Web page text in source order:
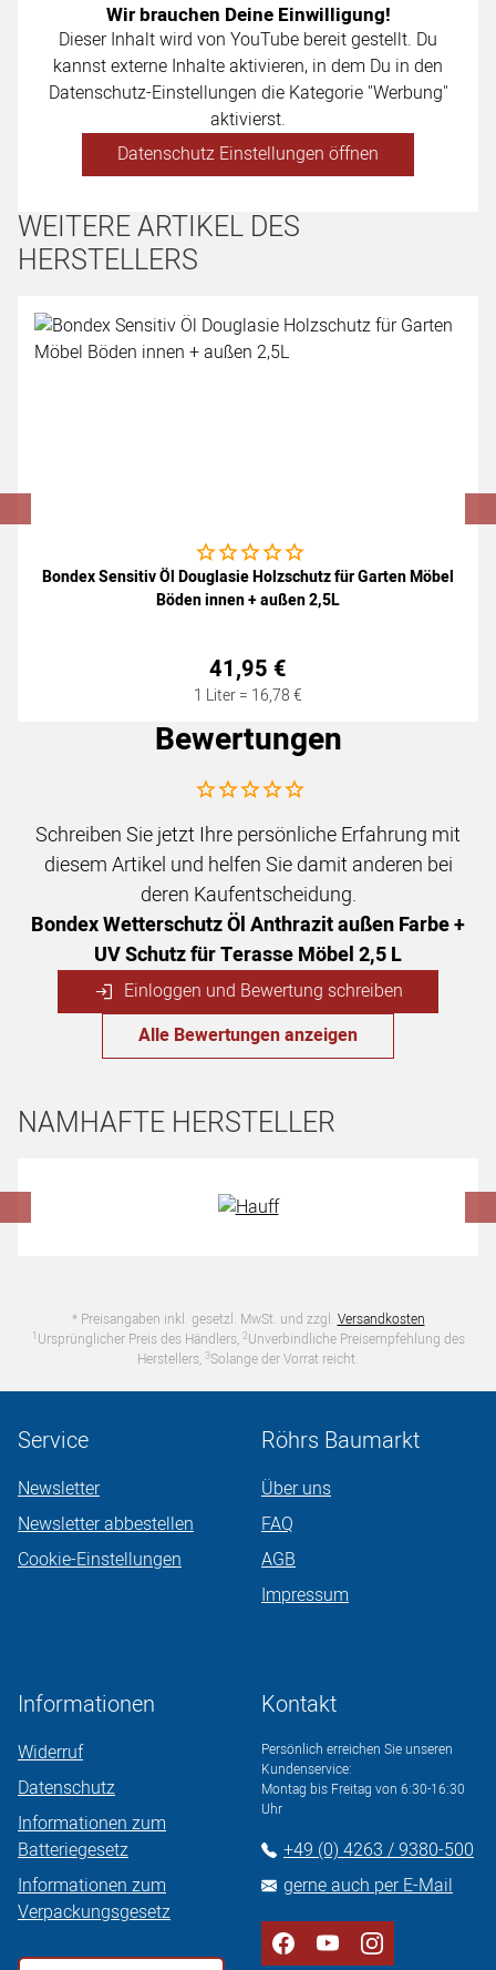
Wir brauchen Deine Einwilligung!
Dieser Inhalt wird von YouTube bereit gestellt. Du
kannst externe Inhalte aktivieren, in dem Du in den
Datenschutz-Einstellungen die Kategorie "Werbung"
aktivierst.
Datenschutz Einstellungen öffnen
WEITERE ARTIKEL DES
HERSTELLERS
Artikel überspringen
Noch keine Bewertungen abgegeben
Bondex Sensitiv Öl Douglasie Holzschutz für Garten Möbel
Böden innen + außen 2,5L
41,95 €
1 Liter = 16,78€
Bewertungen
Noch keine Bewertungen abgegeben
Schreiben Sie jetzt Ihre persönliche Erfahrung mit
diesem Artikel und helfen Sie damit anderen bei
deren Kaufentscheidung.
Bondex Wetterschutz Öl Anthrazit außen Farbe +
UV Schutz für Terasse Möbel 2,5 L
Einloggen und Bewertung schreiben
Alle Bewertungen anzeigen
NAMHAFTE HERSTELLER
* Preisangaben inkl. gesetzl. MwSt. und zzgl. Versandkosten
1 Ursprünglicher Preis des Händlers, 2Unverbindliche Preisempfehlung des
Herstellers, 3Solange der Vorrat reicht.
Service
Newsletter
Newsletter abbestellen
Cookie-Einstellungen
Röhrs Baumarkt
Über uns
FAQ
AGB
Impressum
Informationen
Widerruf
Datenschutz
Informationen zum
Batteriegesetz
Informationen zum
Verpackungsgesetz
Kontakt
Persönlich erreichen Sie unseren
Kundenservice:
Montag bis Freitag von 6:30-16:30
Uhr
+49 (0) 4263 / 9380-500
gerne auch per E-Mail